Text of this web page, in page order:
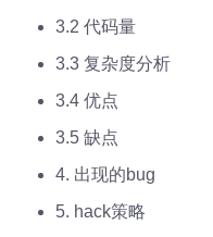
3.2 代码量
3.3 复杂度分析
3.4 优点
3.5 缺点
4. 出现的bug
5. hack策略